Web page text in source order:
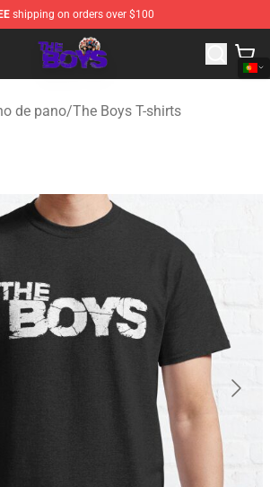
shipping on orders over $100
- Official The Boys Merchandise Shop
de pano/The Boys T-shirts